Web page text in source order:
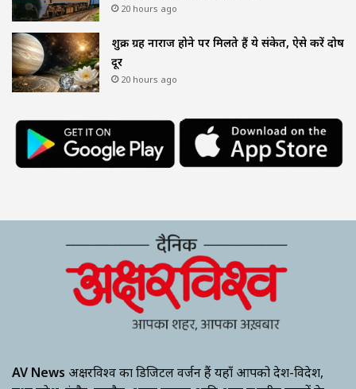
20 hours ago
शुक्र ग्रह नाराज होने पर मिलते हैं ये संकेत, ऐसे करें दोष
दूर
20 hours ago
AV News अक्षरविश्व का डिजिटल वर्जन हैं यहाँ आपको देश-विदेश,